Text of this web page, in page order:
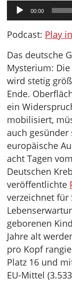
Audio-
Player
00:00
Podcast: Play
Das deutsche
Mysterium:
wird stetig
Ende.
ein
mobilisiert,
auch gesünder
europäische
acht Tagen
Deutschen
veröffentlichte
verzeichnet für
geborenen
Jahre alt
pro Kopf
Platz 16 und
EU-Mittel